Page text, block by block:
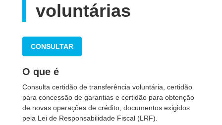
voluntárias
CONSULTAR
O que é
Consulta certidão de transferência voluntária, certidão
para concessão de garantias e certidão para obtenção
de novas operações de crédito, documentos exigidos
pela Lei de Responsabilidade Fiscal (LRF).